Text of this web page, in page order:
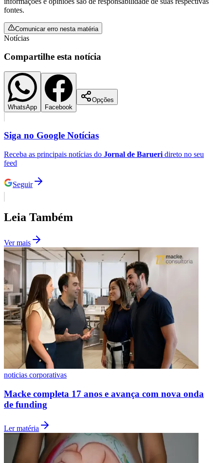
fontes.
Comunicar erro nesta matéria
Notícias
Compartilhe esta notícia
WhatsApp Facebook
Opções
Siga no Google Notícias
Receba as principais notícias do Jornal de Barueri direto no seu
feed
Seguir
Leia Também
Ver mais
noticias corporativas
Macke completa 17 anos e avança com nova onda
de funding
Ler matéria